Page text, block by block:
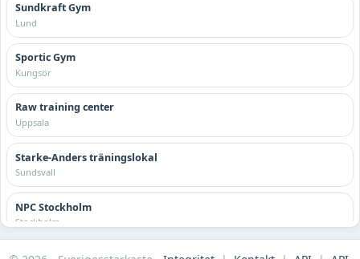
Sundkraft Gym
Lund
Sportic Gym
Kungsör
Raw training center
Uppsala
Starke-Anders träningslokal
Sundsvall
NPC Stockholm
Stockholm